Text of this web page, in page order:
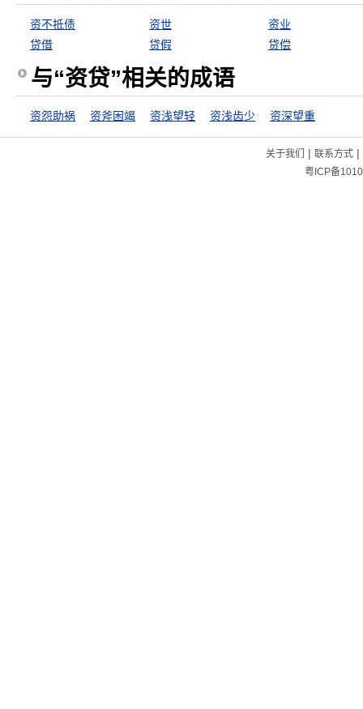
资不抵债 资世
资业
贷借
贷假 贷偿
与“资贷”相关的成语
资怨助祸 资斧困竭 资浅望轻 资浅齿少 资深望重
关于我们 | 联系方式|
粤ICP备